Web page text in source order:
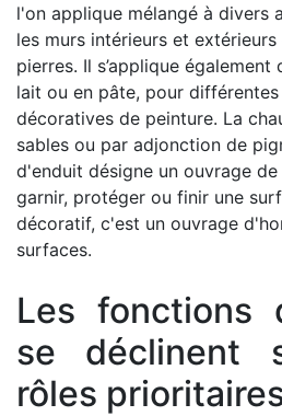
l'on applique mélangé à divers
les murs intérieurs et
pierres. Il s’applique
lait ou en pâte, pour
décoratives de peinture. La
sables ou par adjonction de
d'enduit désigne un ouvrage
garnir, protéger ou finir une
décoratif, c'est un ouvrage
surfaces.
Les fonctions
se déclinent
rôles